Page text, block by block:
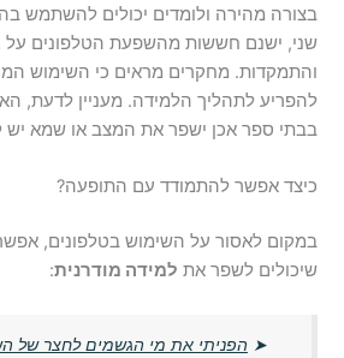
בצורה מהירה ולומדים יכולים להשתמש
שני, ישנם חששות מהשפעת הטלפונים על
והתמקדות. מחקרים מראים כי השימוש
להפריע לתהליך הלמידה. מעניין לדעת,
בבתי ספר אכן ישפר את המצב או שמא יש
כיצד אפשר להתמודד עם התופעה?
במקום לאסור על השימוש בטלפונים,
שיכולים לשפר את למידה מודרנית:
➤ הפניתי את מי הגשמים לחצר של